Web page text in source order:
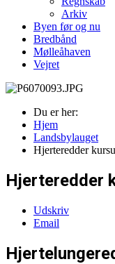
Arkiv
Byen før og nu
Bredbånd
Mølleåhaven
Vejret
Du er her:
Hjem
Landsbylauget
Hjerteredder
Hjerteredder
Udskriv
Email